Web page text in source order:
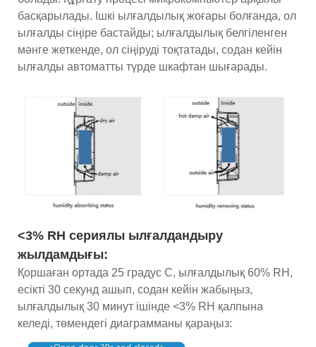
басқарылады. Ішкі ылғалдылық жоғары болғанда, ол
ылғалды сіңіре бастайды; ылғалдылық белгіленген
мәнге жеткенде, ол сіңіруді тоқтатады, содан кейін
ылғалды автоматты түрде шкафтан шығарады.
<3% RH сериялы ылғалдандыру
жылдамдығы:
Қоршаған ортада 25 градус C, ылғалдылық 60% RH,
есікті 30 секунд ашып, содан кейін жабыңыз,
ылғалдылық 30 минут ішінде <3% RH қалпына
келеді, төмендегі диаграмманы қараңыз: